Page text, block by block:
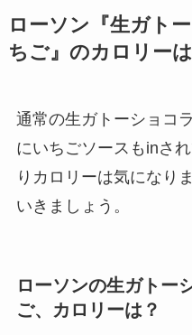
ローソン『生ガト
ちご』のカロリー
通常の生ガトーショコ
にいちごソースもinさ
りカロリーは気になり
いきましょう。
ローソンの生ガトー
ご、カロリーは？